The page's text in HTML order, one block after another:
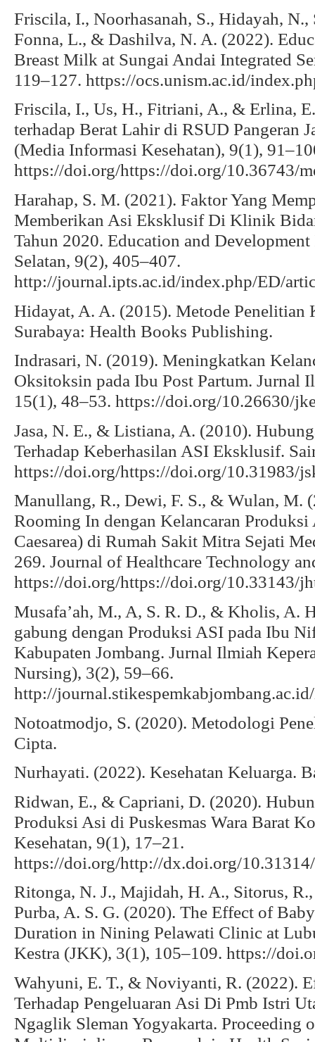
Friscila, I., Noorhasanah, S., Hidayah,
Fonna, L., & Dashilva, N. A. (2022).
Breast Milk at Sungai Andai Integrated
119–127. https://ocs.unism.ac.id/
Friscila, I., Us, H., Fitriani, A., & Erlina,
terhadap Berat Lahir di RSUD Pangeran
(Media Informasi Kesehatan), 9(1),
https://doi.org/https://doi.org/10.36743/
Harahap, S. M. (2021). Faktor Yang
Memberikan Asi Eksklusif Di Klinik
Tahun 2020. Education and
Selatan, 9(2), 405–407.
http://journal.ipts.ac.id/index.php/ED/
Hidayat, A. A. (2015). Metode Penelitian
Surabaya: Health Books Publishing.
Indrasari, N. (2019). Meningkatkan
Oksitoksin pada Ibu Post Partum. Jurnal
15(1), 48–53. https://doi.org/10.26630/
Jasa, N. E., & Listiana, A. (2010).
Terhadap Keberhasilan ASI Eksklusif.
https://doi.org/https://doi.org/10.31983/
Manullang, R., Dewi, F. S., & Wulan, M.
Rooming In dengan Kelancaran Produksi
Caesarea) di Rumah Sakit Mitra Sejati
269. Journal of Healthcare Technology
https://doi.org/https://doi.org/10.33143/
Musafa’ah, M., A, S. R. D., & Kholis, A.
gabung dengan Produksi ASI pada Ibu
Kabupaten Jombang. Jurnal Ilmiah
Nursing), 3(2), 59–66.
http://
Notoatmodjo, S. (2020). Metodologi
Cipta.
Nurhayati. (2022). Kesehatan Keluarga.
Ridwan, E., & Capriani, D. (2020).
Produksi Asi di Puskesmas Wara Barat
Kesehatan, 9(1), 17–21.
https://doi.org/http://dx.doi.org/
Ritonga, N. J., Majidah, H. A., Sitorus,
Purba, A. S. G. (2020). The Effect of
Duration in Nining Pelawati Clinic at
Kestra (JKK), 3(1), 105–109. https://
Wahyuni, E. T., & Noviyanti, R. (2022).
Terhadap Pengeluaran Asi Di Pmb Istri
Ngaglik Sleman Yogyakarta. Proceeding